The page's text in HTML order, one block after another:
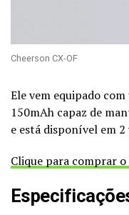
Cheerson CX-OF
Ele vem equipado
150mAh capaz de
e está disponível em
Clique para comprar o